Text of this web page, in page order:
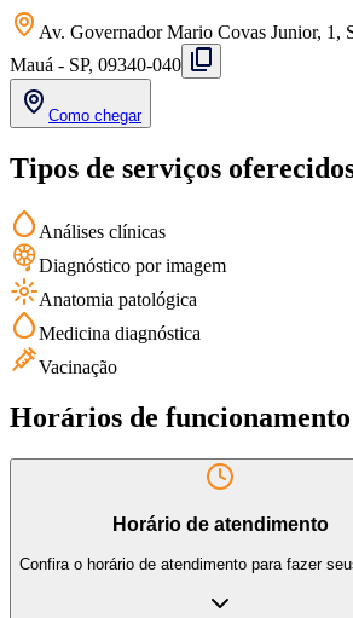
Av. Governador Mario Covas Junior, 1,
Mauá - SP, 09340-040
Como chegar
Tipos de serviços
Análises clínicas
Diagnóstico por imagem
Anatomia patológica
Medicina diagnóstica
Vacinação
Horários de funcionamento
Horário de atendimento
Confira o horário de atendimento para fazer